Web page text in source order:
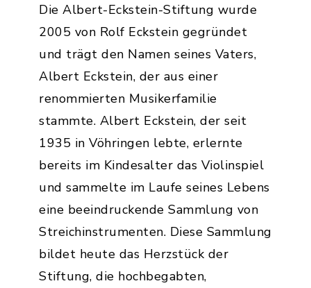
Die Albert-Eckstein-Stiftung wurde
2005 von Rolf Eckstein gegründet
und trägt den Namen seines Vaters,
Albert Eckstein, der aus einer
renommierten Musikerfamilie
stammte. Albert Eckstein, der seit
1935 in Vöhringen lebte, erlernte
bereits im Kindesalter das Violinspiel
und sammelte im Laufe seines Lebens
eine beeindruckende Sammlung von
Streichinstrumenten. Diese Sammlung
bildet heute das Herzstück der
Stiftung, die hochbegabten,